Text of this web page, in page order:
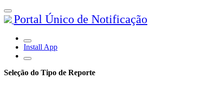
Portal Único de Notificação
Install App
Seleção do Tipo de Reporte